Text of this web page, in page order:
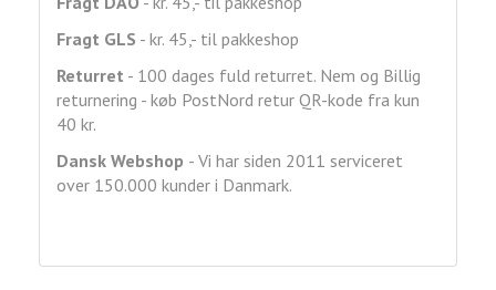
Fragt GLS - kr. 45,- til pakkeshop
Returret - 100 dages fuld returret. Nem og Billig
returnering - køb PostNord retur QR-kode fra kun
40 kr.
Dansk Webshop - Vi har siden 2011 serviceret
over 150.000 kunder i Danmark.